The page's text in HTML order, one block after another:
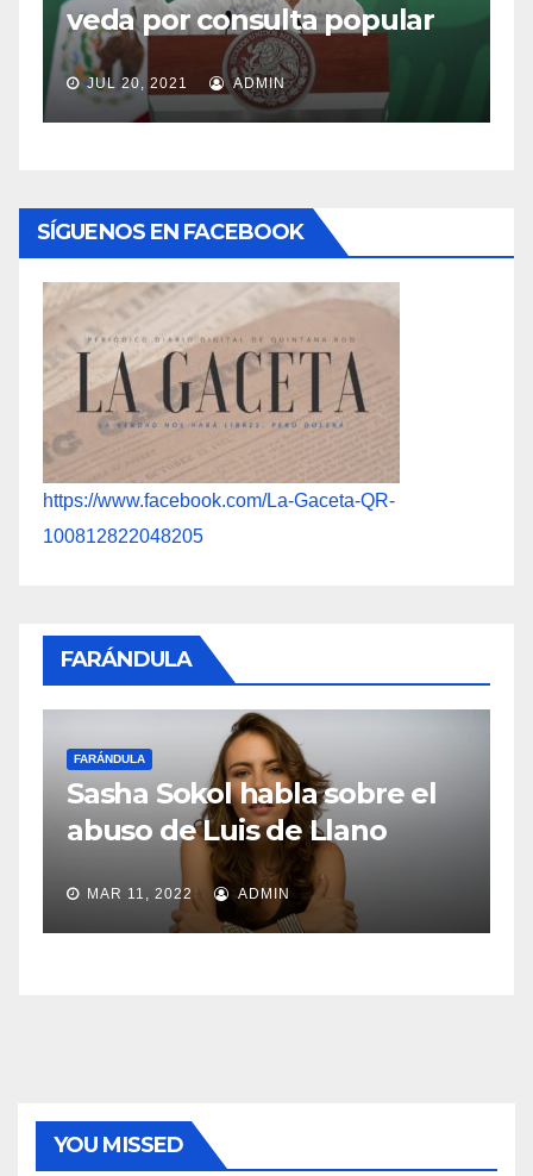
veda por consulta popular
JUL 20, 2021 ADMIN
SÍGUENOS EN FACEBOOK
https://www.facebook.com/La-Gaceta-QR-
100812822048205
FARÁNDULA
FARÁNDULA
Sasha Sokol habla sobre el
abuso de Luis de Llano
MAR 11, 2022 ADMIN
YOU MISSED